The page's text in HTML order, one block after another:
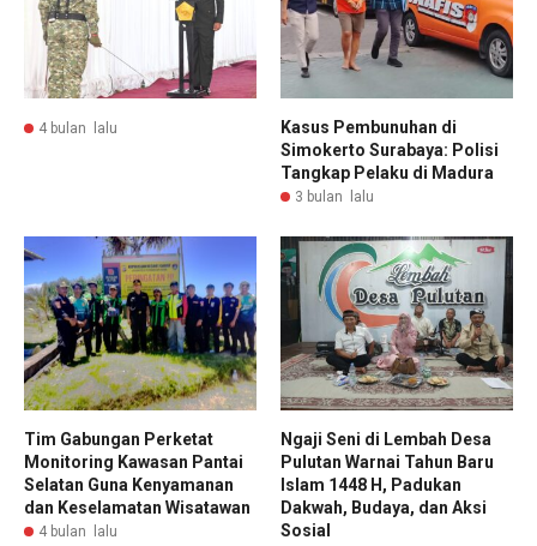
4 bulan lalu
Kasus Pembunuhan di
Simokerto Surabaya: Polisi
Tangkap Pelaku di Madura
3 bulan lalu
Tim Gabungan Perketat
Monitoring Kawasan Pantai
Selatan Guna Kenyamanan
dan Keselamatan Wisatawan
4 bulan lalu
Ngaji Seni di Lembah Desa
Pulutan Warnai Tahun Baru
Islam 1448 H, Padukan
Dakwah, Budaya, dan Aksi
Sosial